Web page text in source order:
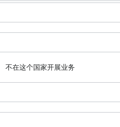
不在这个国家开展业务